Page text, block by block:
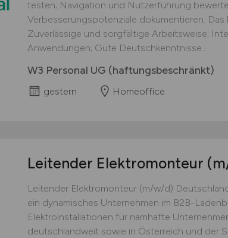
testen; Navigation und Nutzerführung
Verbesserungspotenziale dokumentieren. Das
Zuverlässige und sorgfältige Arbeitsweise;
Anwendungen; Gute Deutschkenntnisse...
W3 Personal UG (haftungsbeschränkt)
gestern Homeoffice
Leitender Elektromonteur
Leitender Elektromonteur (m/w/d)
ein dynamisches Unternehmen im B2B-
Elektroinstallationen für namhafte
deutschlandweit sowie in Österreich und der